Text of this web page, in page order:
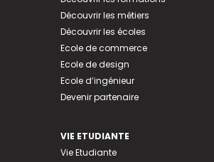
Découvrir les métiers
Découvrir les écoles
Ecole de commerce
Ecole de design
Ecole d’ingénieur
Devenir partenaire
VIE ETUDIANTE
Vie Etudiante